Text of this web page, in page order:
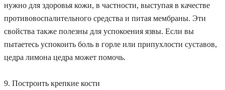
нужно для здоровья кожи, в частности, выступая в качестве
противовоспалительного средства и питая мембраны. Эти
свойства также полезны для успокоения язвы. Если вы
пытаетесь успокоить боль в горле или припухлости суставов,
цедра лимона цедра может помочь.
9. Построить крепкие кости